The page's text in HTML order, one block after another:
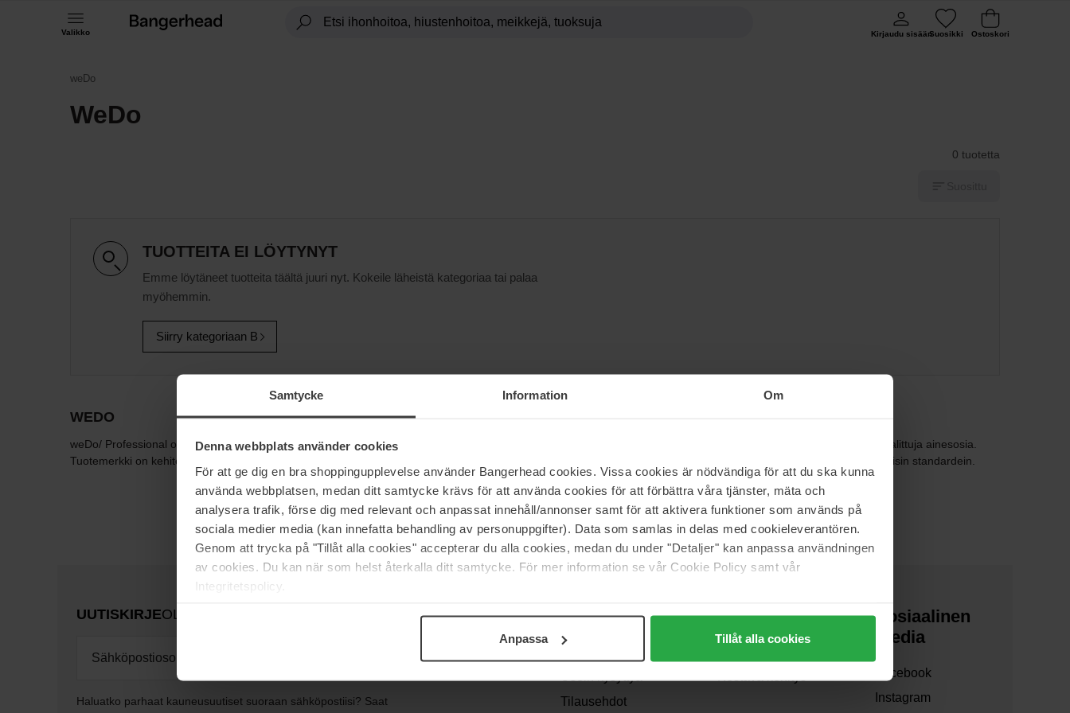
Samtycke Information Om
Denna webbplats använder cookies
För att ge dig en bra shoppingupplevelse använder Bangerhead cookies. Vissa cookies är nödvändiga för att du ska kunna
använda webbplatsen, medan ditt samtycke krävs för att använda cookies för att förbättra våra tjänster, mäta och
analysera trafik, förse dig med relevant och anpassat innehåll/annonser samt för att aktivera funktioner som används på
sociala medier media (kan innefatta behandling av personuppgifter). Data som samlas in delas med cookieleverantören.
Genom att trycka på "Tillåt alla cookies" accepterar du alla cookies, medan du under "Detaljer" kan anpassa användningen
av cookies. Du kan när som helst återkalla ditt samtycke. För mer information se vår Cookie Policy samt vår
Integritetspolicy.
Anpassa Tillåt alla cookies
Valikko Kirjaudu sisäänSuosikki Ostoskori
weDo
WeDo
0 tuotetta
TUOTTEITA EI LÖYTYNYT
Emme löytäneet tuotteita täältä juuri nyt. Kokeile läheistä kategoriaa tai palaa
myöhemmin.
Siirry kategoriaan B
WEDO
weDo/ Professional on uusi eko-eettinen tuotemerkki, joka tarjoaa vegaanisia, cruelty free ja 100% kierrätettäviä tuotteita, jotka sisältävät vain muutamia tarkkaan valittuja ainesosia.
Tuotemerkki on kehitetty yhteistyössä Wella Professionalin laboratorioiden tutkijoiden sekä hiusalan ammattilaisten kanssa - jokainen tuote on kehitetty ammattitasoisin standardein.
UUTISKIRJEOLE ENSIMMÄISTEN JOUKOSSA
Haluatko parhaat kauneusuutiset suoraan sähköpostiisi? Saat
Support
Tilausehdot
Tietoa meistä
Sosiaalinen
media
Facebook
Instagram